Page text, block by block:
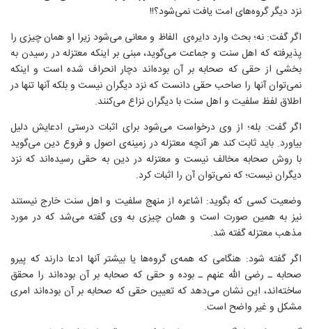
نزد دیگر گروه‌های امت یافت نمی‌شود؟!!
اگر گفت: نه؛ بحث وارد دایره‌ی الفاظ و معانی می‌شود زیرا او همان چیزی را
پذیرفته که اهل سنت و جماعت می‌گوید، مبنی بر اینکه معتزله در رسیدن به
بخشی از حقی که صحابه بر آن بوده‌اند دچار انحراف شده‌ است و اینکه
نمی‌توان آنها را صاحب حقی دانست که نزد دیگران نیست و بلکه آنها تنها در
اطلاق لفظ سلفیت و اهل سنت با دیگران نزاع می‌کنند.
اگر گفت: بله؛ از وی درخواست می‌شود برای اثبات درستی ادعایش دلیل
بیاورد. باید ثابت کند هر آنچه معتزله در زمینه‌ی اصول و فروع دین می‌گوید
با روش صحابه مخالف نیست و معتزله در دین به حقی رسیده‌اند که نزد
دیگران نیست؛ که نمی‌توان آن را اثبات کرد.
وضعیت کسی که بگوید: اشاعره از منهج سلفیت و اهل سنت خارج نیستند
نیز به همین صورت است و همان چیزی به وی گفته می‌شد که در مورد
مذهب معتزله گفته شد.
اگر گفته شود: هنگامی که همه‌ی گروه‌ها یا بیشتر آنها ادعا دارند که پیرو
صحابه ـ رضی الله عنهم ـ بوده و حقی که صحابه بر آن بوده‌اند را محقق
ساخته‌اند، این نشان می‌دهد که تعیین حقی که صحابه بر آن بوده‌اند امری
مشکل و غیر واضح است.